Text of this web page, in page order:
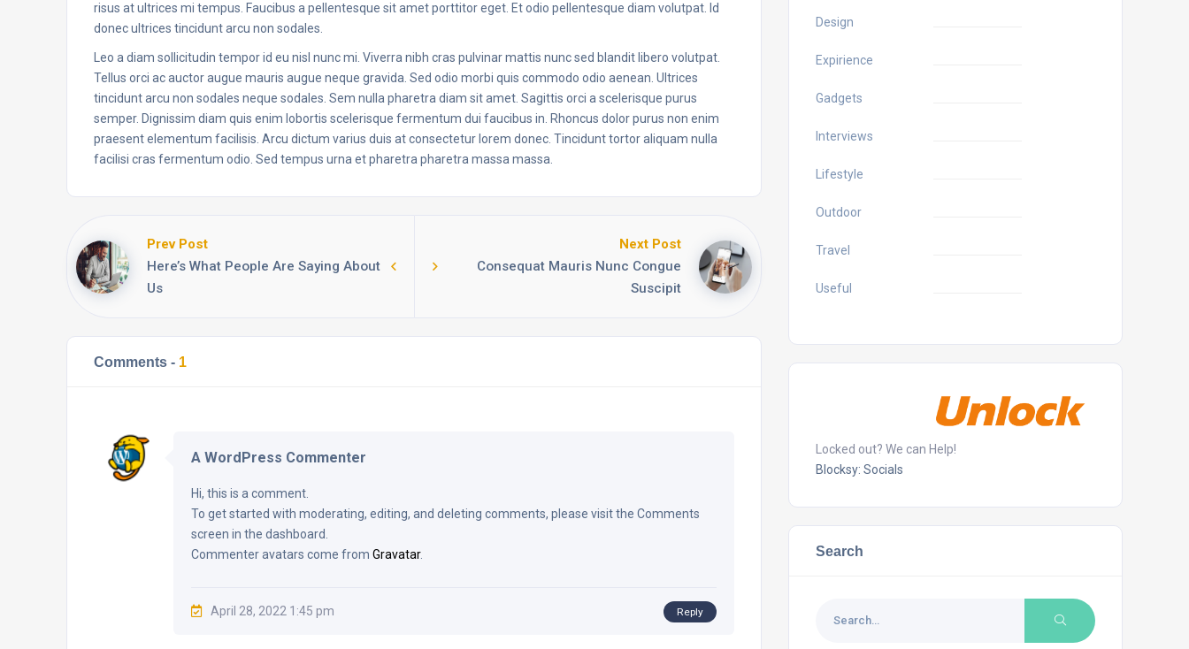
risus at ultrices mi tempus. Faucibus a pellentesque sit amet porttitor eget. Et odio pellentesque diam volutpat. Id
donec ultrices tincidunt arcu non sodales.
Leo a diam sollicitudin tempor id eu nisl nunc mi. Viverra nibh cras pulvinar mattis nunc sed blandit libero volutpat.
Tellus orci ac auctor augue mauris augue neque gravida. Sed odio morbi quis commodo odio aenean. Ultrices
tincidunt arcu non sodales neque sodales. Sem nulla pharetra diam sit amet. Sagittis orci a scelerisque purus
semper. Dignissim diam quis enim lobortis scelerisque fermentum dui faucibus in. Rhoncus dolor purus non enim
praesent elementum facilisis. Arcu dictum varius duis at consectetur lorem donec. Tincidunt tortor aliquam nulla
facilisi cras fermentum odio. Sed tempus urna et pharetra pharetra massa massa.
Prev Post
Here’s What People Are Saying About
Us
Next Post
Consequat Mauris Nunc Congue
Suscipit
Comments - 1
A WordPress Commenter
Hi, this is a comment.
To get started with moderating, editing, and deleting comments, please visit the Comments
screen in the dashboard.
Commenter avatars come from Gravatar.
April 28, 2022 1:45 pm Reply
Design
Expirience
Gadgets
Interviews
Lifestyle
Outdoor
Travel
Useful
Locked out? We can Help!
Blocksy: Socials
Search